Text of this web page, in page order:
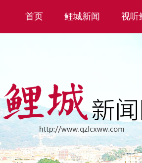
首页 鲤城新闻 视听